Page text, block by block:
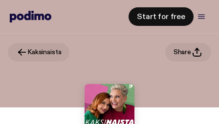
Start for free
Kaksinaista Share